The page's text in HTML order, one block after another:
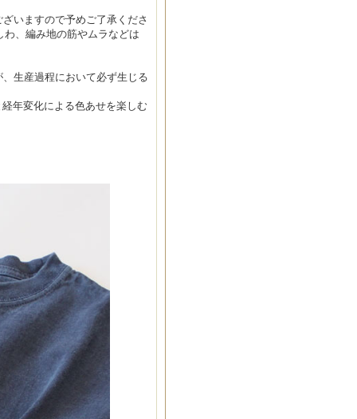
いますので予めご了承くださ
、編み地の筋やムラなどは
生産過程において必ず生じる
年変化による色あせを楽しむ